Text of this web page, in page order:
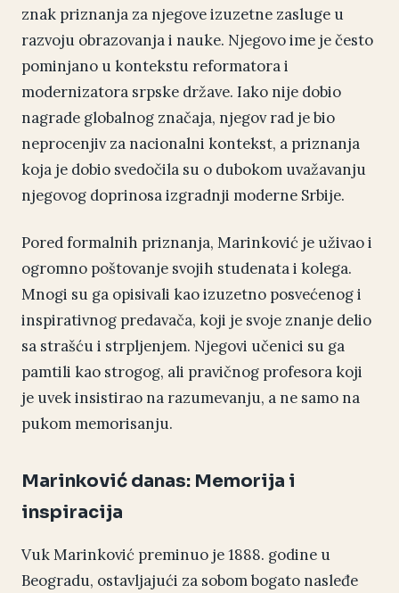
znak priznanja za njegove izuzetne zasluge u
razvoju obrazovanja i nauke. Njegovo ime je često
pominjano u kontekstu reformatora i
modernizatora srpske države. Iako nije dobio
nagrade globalnog značaja, njegov rad je bio
neprocenjiv za nacionalni kontekst, a priznanja
koja je dobio svedočila su o dubokom uvažavanju
njegovog doprinosa izgradnji moderne Srbije.
Pored formalnih priznanja, Marinković je uživao i
ogromno poštovanje svojih studenata i kolega.
Mnogi su ga opisivali kao izuzetno posvećenog i
inspirativnog predavača, koji je svoje znanje delio
sa strašću i strpljenjem. Njegovi učenici su ga
pamtili kao strogog, ali pravičnog profesora koji
je uvek insistirao na razumevanju, a ne samo na
pukom memorisanju.
Marinković danas: Memorija i
inspiracija
Vuk Marinković preminuo je 1888. godine u
Beogradu, ostavljajući za sobom bogato nasleđe